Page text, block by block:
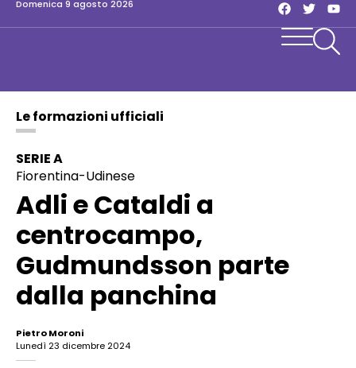
domenica 9 agosto 2026
Le formazioni ufficiali
SERIE A
Fiorentina-Udinese
Adli e Cataldi a
centrocampo,
Gudmundsson parte
dalla panchina
Pietro Moroni
lunedì 23 dicembre 2024